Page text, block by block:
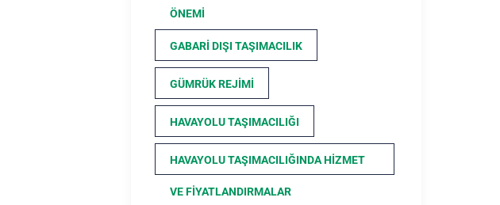
ÖNEMI
GABARI DIŞI TAŞIMACILIK
GÜMRÜK REJIMI
HAVAYOLU TAŞIMACILIĞI
HAVAYOLU TAŞIMACILIĞINDA HIZMET
VE FIYATLANDIRMALAR